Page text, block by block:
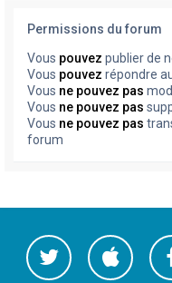
Permissions du forum
Vous pouvez publier de
Vous pouvez répondre
Vous ne pouvez pas
Vous ne pouvez pas
Vous ne pouvez pas
forum